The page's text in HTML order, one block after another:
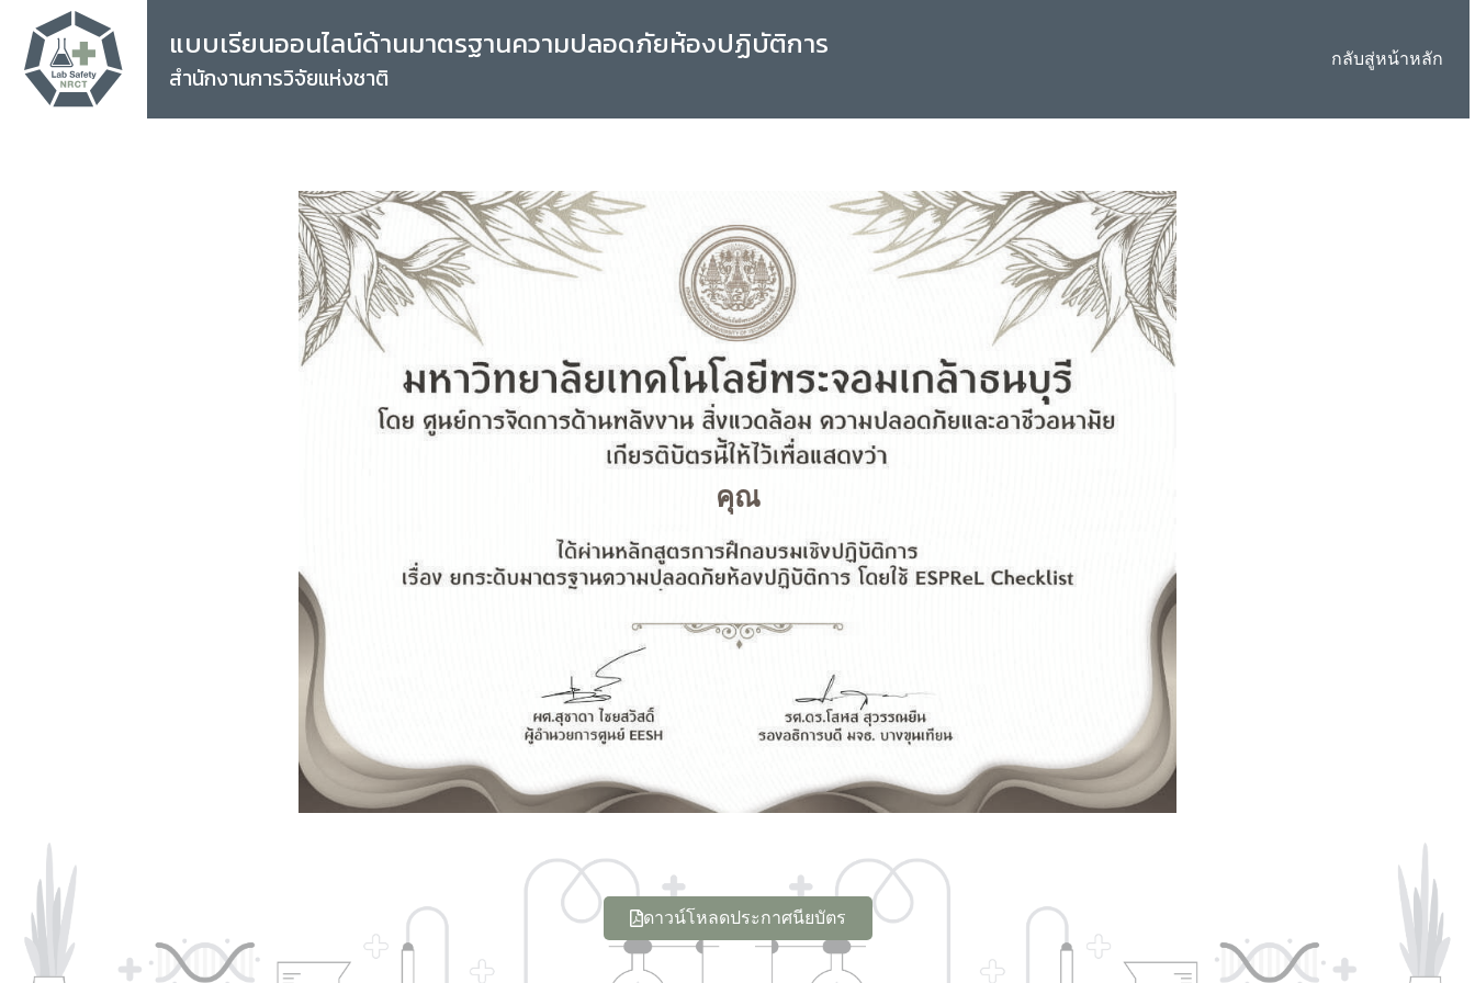
แบบเรียนออนไลน์ด้านมาตรฐานความปลอดภัยห้องปฏิบัติการ
สำนักงานการวิจัยแห่งชาติ
กลับสู่หน้าหลัก
คุณ
ดาวน์โหลดประกาศนียบัตร